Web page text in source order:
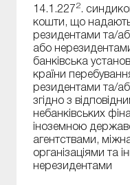
14.1.227 2.
кошти, що
резидентами та/
або
банківська
країни
резидентами та/
згідно з
небанківських
іноземною
агентствами,
організаціями та
нерезидентами